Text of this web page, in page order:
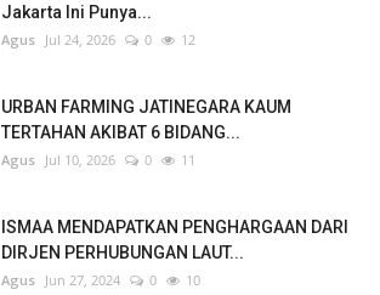
Jakarta Ini Punya...
Agus Jul 24, 2026 0 12
URBAN FARMING JATINEGARA KAUM
TERTAHAN AKIBAT 6 BIDANG...
Agus Jul 10, 2026 0 11
ISMAA MENDAPATKAN PENGHARGAAN DARI
DIRJEN PERHUBUNGAN LAUT...
Agus Jun 27, 2024 0 10